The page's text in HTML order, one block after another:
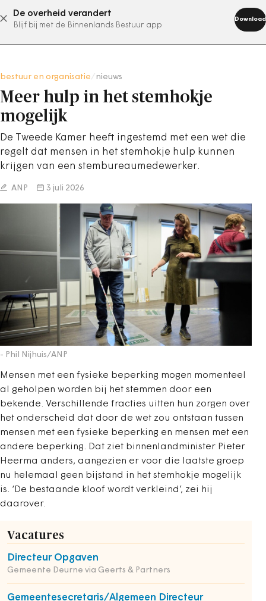
De overheid verandert
Blijf bij met de Binnenlands Bestuur app
Download
abonneer nu
bestuur en organisatie nieuws
Meer hulp in het stemhokje
mogelijk
De Tweede Kamer heeft ingestemd met een wet die
regelt dat mensen in het stemhokje hulp kunnen
krijgen van een stembureaumedewerker.
ANP 3 juli 2026
- Phil Nijhuis/ANP
Mensen met een fysieke beperking mogen momenteel
al geholpen worden bij het stemmen door een
bekende. Verschillende fracties uitten hun zorgen over
het onderscheid dat door de wet zou ontstaan tussen
mensen met een fysieke beperking en mensen met een
andere beperking. Dat ziet binnenlandminister Pieter
Heerma anders, aangezien er voor die laatste groep
nu helemaal geen bijstand in het stemhokje mogelijk
is. ‘De bestaande kloof wordt verkleind’, zei hij
daarover.
Vacatures
Directeur Opgaven
Gemeente Deurne via Geerts & Partners
Gemeentesecretaris/Algemeen Directeur